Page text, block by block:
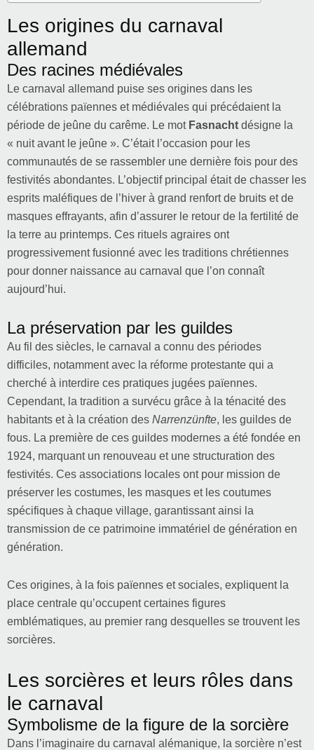
Les origines du carnaval
allemand
Des racines médiévales
Le carnaval allemand puise ses origines dans les
célébrations païennes et médiévales qui précédaient la
période de jeûne du carême. Le mot Fasnacht désigne la
« nuit avant le jeûne ». C’était l’occasion pour les
communautés de se rassembler une dernière fois pour des
festivités abondantes. L’objectif principal était de chasser les
esprits maléfiques de l’hiver à grand renfort de bruits et de
masques effrayants, afin d’assurer le retour de la fertilité de
la terre au printemps. Ces rituels agraires ont
progressivement fusionné avec les traditions chrétiennes
pour donner naissance au carnaval que l’on connaît
aujourd’hui.
La préservation par les guildes
Au fil des siècles, le carnaval a connu des périodes
difficiles, notamment avec la réforme protestante qui a
cherché à interdire ces pratiques jugées païennes.
Cependant, la tradition a survécu grâce à la ténacité des
habitants et à la création des Narrenzünfte, les guildes de
fous. La première de ces guildes modernes a été fondée en
1924, marquant un renouveau et une structuration des
festivités. Ces associations locales ont pour mission de
préserver les costumes, les masques et les coutumes
spécifiques à chaque village, garantissant ainsi la
transmission de ce patrimoine immatériel de génération en
génération.
Ces origines, à la fois païennes et sociales, expliquent la
place centrale qu’occupent certaines figures
emblématiques, au premier rang desquelles se trouvent les
sorcières.
Les sorcières et leurs rôles dans
le carnaval
Symbolisme de la figure de la sorcière
Dans l’imaginaire du carnaval alémanique, la sorcière n’est